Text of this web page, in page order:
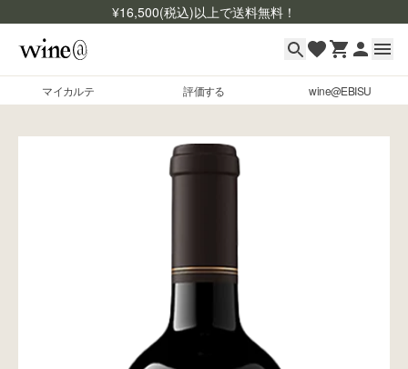
¥16,500(税込)以上で送料無料！
マイカルテ 評価する wine@EBISU
マイカルテ